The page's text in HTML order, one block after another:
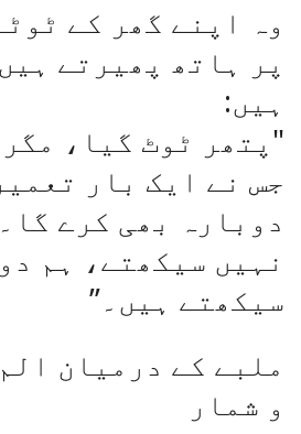
وہ اپنے گھر کے
پر ہاتھ پھیرتے
ہیں:
"پتھر ٹوٹ گیا،
جس نے ایک بار
دوبارہ بھی کرے
نہیں سیکھتے، ہم
سیکھتے ہیں۔”
ملبے کے درمیان
و شمار